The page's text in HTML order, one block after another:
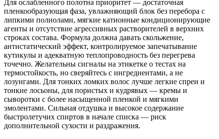
Для ослабленного полотна приоритет — достаточная
пленкообразующая фаза, увлажняющий блок без перебора с
липкими полиолами, мягкие катионные кондиционирующие
агенты и отсутствие агрессивных растворителей в верхних
строках состава. Формула должна давать скольжение,
антистатический эффект, контролируемое запечатывание
кутикулы и адекватную теплопроводность без перегрева
точечно. Желательны сигналы на этикетке о тестах на
термостойкость, но сверяйтесь с ингредиентами, а не
лозунгами. Для тонких ломких волос лучше легкие спреи и
тонкие лосьоны, для пористых и кудрявых — кремы и
сыворотки с более насыщенной пленкой и мягкими
эмолентами. Сильная отдушка и высокое содержание
быстролетучих спиртов в начале списка — риск
дополнительной сухости и раздражения.